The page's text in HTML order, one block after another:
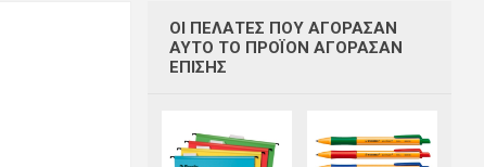
ΟΙ ΠΕΛΆΤΕΣ ΠΟΥ ΑΓΌΡΑΣΑΝ
ΑΥΤΌ ΤΟ ΠΡΟΪΌΝ ΑΓΌΡΑΣΑΝ
ΕΠΊΣΗΣ